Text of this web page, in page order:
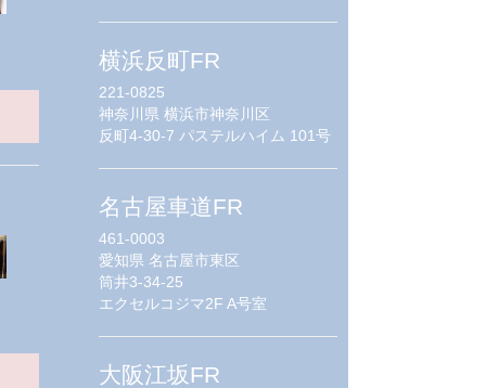
横浜反町FR
221-0825
神奈川県 横浜市神奈川区
反町4-30-7 パステルハイム 101号
名古屋車道FR
461-0003
愛知県 名古屋市東区
筒井3-34-25
エクセルコジマ2F A号室
大阪江坂FR